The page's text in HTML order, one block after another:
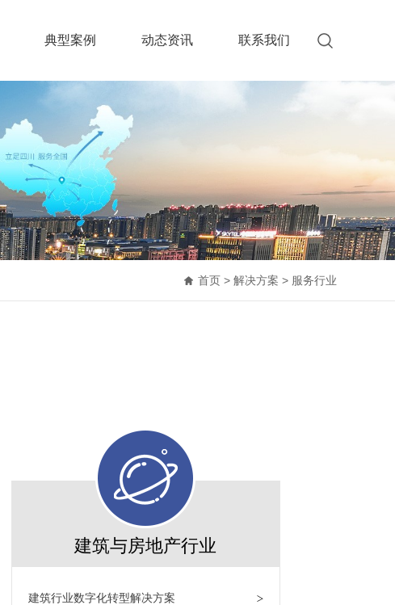
典型案例 动态资讯 联系我们
首页 > 解决方案 > 服务行业
建筑与房地产行业
建筑行业数字化转型解决方案